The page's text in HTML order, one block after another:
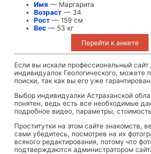
Имя — Маргарита
Возраст — 34
Рост — 159 см
Вес — 53 кг
Перейти к анкете
Если вы искали профессиональный
индивидуалок Геологического, можете
поиски, так как вы его уже
Выбор индивидуалки Астраханской
понятен, ведь есть все необходимые
подробное видео, параметры,
Проститутки на этом сайте знакомств,
сами убедитесь, посмотрев на их
всякого редактирования, потому что
подтверждаются администратором